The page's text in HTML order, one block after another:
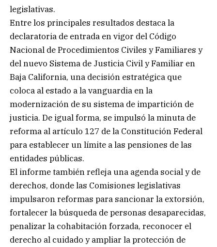
legislativas.
Entre los principales resultados destaca la
declaratoria de entrada en vigor del Código
Nacional de Procedimientos Civiles y Familiares y
del nuevo Sistema de Justicia Civil y Familiar en
Baja California, una decisión estratégica que
coloca al estado a la vanguardia en la
modernización de su sistema de impartición de
justicia. De igual forma, se impulsó la minuta de
reforma al artículo 127 de la Constitución Federal
para establecer un límite a las pensiones de las
entidades públicas.
El informe también refleja una agenda social y de
derechos, donde las Comisiones legislativas
impulsaron reformas para sancionar la extorsión,
fortalecer la búsqueda de personas desaparecidas,
penalizar la cohabitación forzada, reconocer el
derecho al cuidado y ampliar la protección de